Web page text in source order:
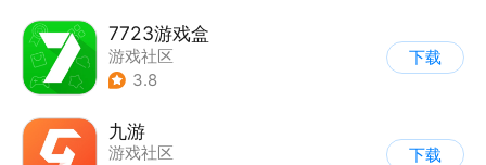
7723游戏盒
游戏社区
3.8
下载
九游
游戏社区
下载